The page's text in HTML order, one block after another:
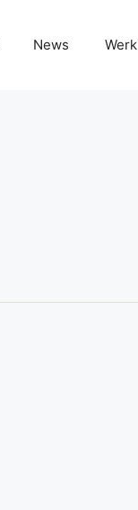
News Werk